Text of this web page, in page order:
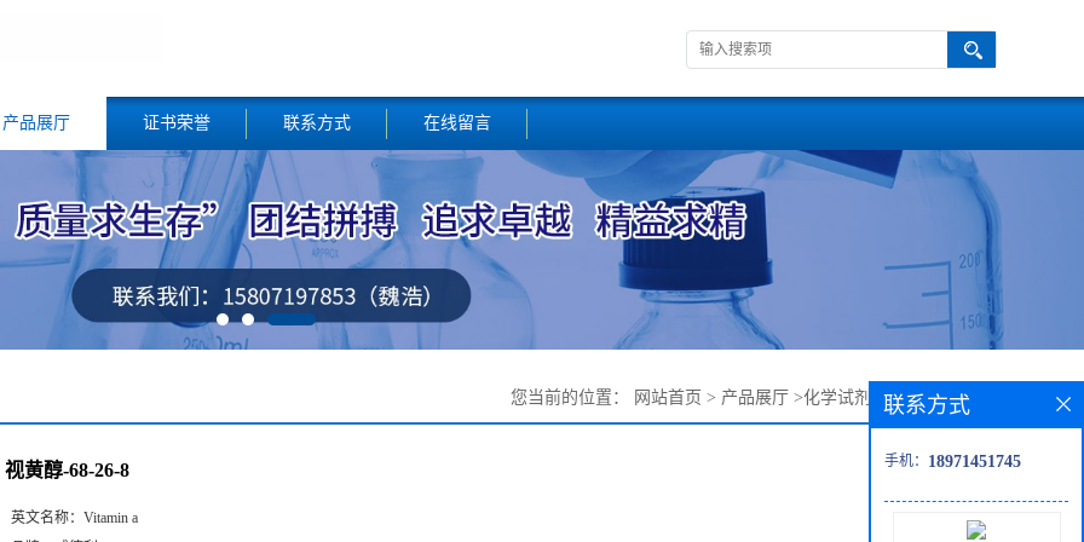
产品展厅 证书荣誉 联系方式 在线留言
您当前的位置： 网站首页 > 产品展厅 >化学试剂 >视黄醇-68-26-8
视黄醇-68-26-8
英文名称： Vitamin a
联系方式
手机： 18971451745